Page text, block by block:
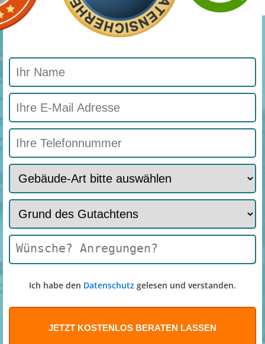
Ich habe den Datenschutz gelesen und verstanden.